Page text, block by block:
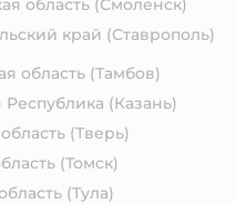
область (Смоленск)
край (Ставрополь)
область (Тамбов)
Республика (Казань)
(Тверь)
(Томск)
(Тула)